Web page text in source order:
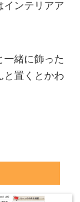
インテリアア
一緒に飾った
と置くとかわ